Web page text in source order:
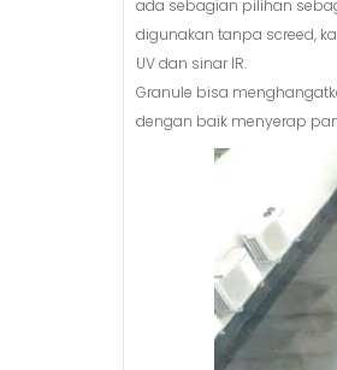
ada sebagian pilihan
digunakan tanpa screed,
UV dan sinar IR.
Granule bisa
dengan baik menyerap